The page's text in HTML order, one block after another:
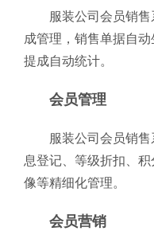
服装公司会员销
成管理，销售单据自动
提成自动统计。
会员管理
服装公司会员销
息登记、等级折扣、
像等精细化管理。
会员营销